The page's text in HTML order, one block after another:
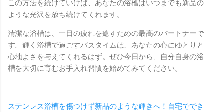
この方法を続けていけば、あなたの浴槽はいつまでも新品の
ような光沢を放ち続けてくれます。
清潔な浴槽は、一日の疲れを癒すための最高のパートナーで
す。輝く浴槽で過ごすバスタイムは、あなたの心にゆとりと
心地よさを与えてくれるはず。ぜひ今日から、自分自身の浴
槽を大切に育むお手入れ習慣を始めてみてください。
ステンレス浴槽を傷つけず新品のような輝きへ！自宅ででき